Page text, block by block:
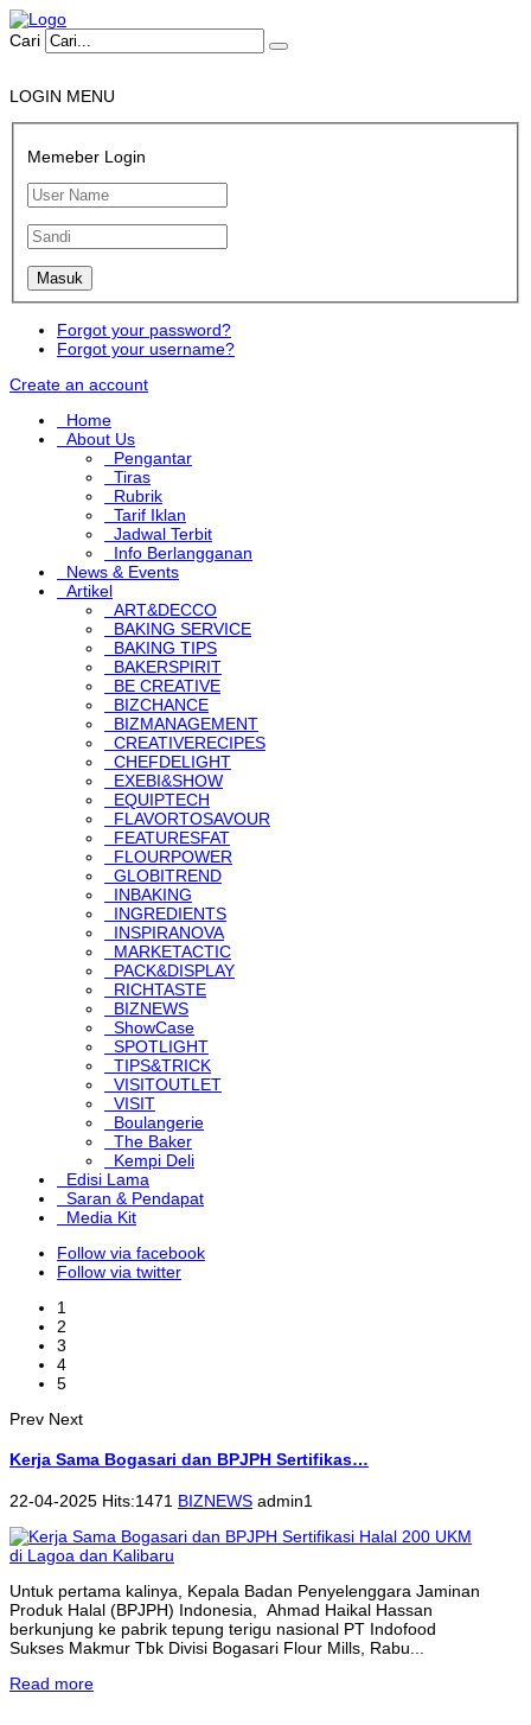
Cari
LOGIN MENU
Memeber Login
Forgot your password?
Forgot your username?
Create an account
Home
About Us
Pengantar
Tiras
Rubrik
Tarif Iklan
Jadwal Terbit
Info Berlangganan
News & Events
Artikel
ART&DECCO
BAKING SERVICE
BAKING TIPS
BAKERSPIRIT
BE CREATIVE
BIZCHANCE
BIZMANAGEMENT
CREATIVERECIPES
CHEFDELIGHT
EXEBI&SHOW
EQUIPTECH
FLAVORTOSAVOUR
FEATURESFAT
FLOURPOWER
GLOBITREND
INBAKING
INGREDIENTS
INSPIRANOVA
MARKETACTIC
PACK&DISPLAY
RICHTASTE
BIZNEWS
ShowCase
SPOTLIGHT
TIPS&TRICK
VISITOUTLET
VISIT
Boulangerie
The Baker
Kempi Deli
Edisi Lama
Saran & Pendapat
Media Kit
Follow via facebook
Follow via twitter
1
2
3
4
5
Prev Next
Kerja Sama Bogasari dan BPJPH Sertifikas…
22-04-2025 Hits:1471 BIZNEWS admin1
Untuk pertama kalinya, Kepala Badan Penyelenggara Jaminan
Produk Halal (BPJPH) Indonesia, Ahmad Haikal Hassan
berkunjung ke pabrik tepung terigu nasional PT Indofood
Sukses Makmur Tbk Divisi Bogasari Flour Mills, Rabu...
Read more